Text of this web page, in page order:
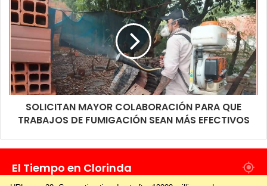
SOLICITAN MAYOR COLABORACIÓN PARA QUE
TRABAJOS DE FUMIGACIÓN SEAN MÁS EFECTIVOS
El Tiempo en Clorinda